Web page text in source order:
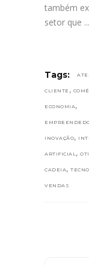
também
setor que
Tags:
CLIENTE ,
ECONOMIA,
INOVAÇÃO,
ARTIFICIAL,
CADEIA,
VENDAS